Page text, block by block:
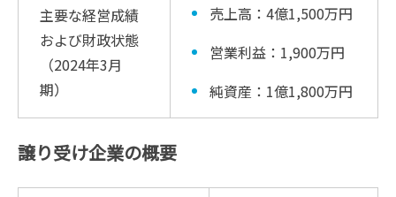
主要な経営成績
および財政状態
（2024年3月
期）
売上高：4億1,500万円
営業利益：1,900万円
純資産：1億1,800万円
譲り受け企業の概要